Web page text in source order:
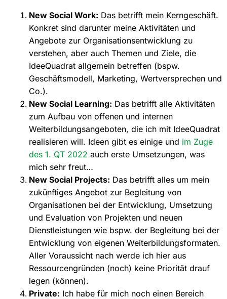
New Social Work: Das betrifft mein Kerngeschäft.
Konkret sind darunter meine Aktivitäten und
Angebote zur Organisationsentwicklung zu
verstehen, aber auch Themen und Ziele, die
IdeeQuadrat allgemein betreffen (bspw.
Geschäftsmodell, Marketing, Wertversprechen und
Co.).
New Social Learning: Das betrifft alle Aktivitäten
zum Aufbau von offenen und internen
Weiterbildungsangeboten, die ich mit IdeeQuadrat
realisieren will. Ideen gibt es einige und im Zuge
des 1. QT 2022 auch erste Umsetzungen, was
mich sehr freut…
New Social Projects: Das betrifft alles um mein
zukünftiges Angebot zur Begleitung von
Organisationen bei der Entwicklung, Umsetzung
und Evaluation von Projekten und neuen
Dienstleistungen wie bspw. der Begleitung bei der
Entwicklung von eigenen Weiterbildungsformaten.
Aller Voraussicht nach werde ich hier aus
Ressourcengründen (noch) keine Priorität drauf
legen (können).
Private: Ich habe für mich noch einen Bereich